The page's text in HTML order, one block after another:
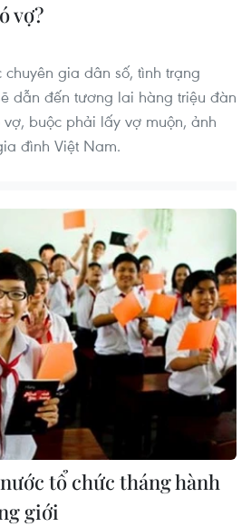
vợ?
gia dân số, tình trạng
dẫn đến tương lai hàng triệu đàn
buộc phải lấy vợ muộn, ảnh
đình Việt Nam.
tổ chức tháng hành
giới